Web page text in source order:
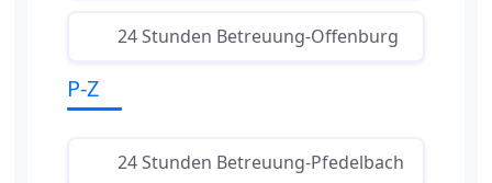
24 Stunden Betreuung-Offenburg
P-Z
24 Stunden Betreuung-Pfedelbach